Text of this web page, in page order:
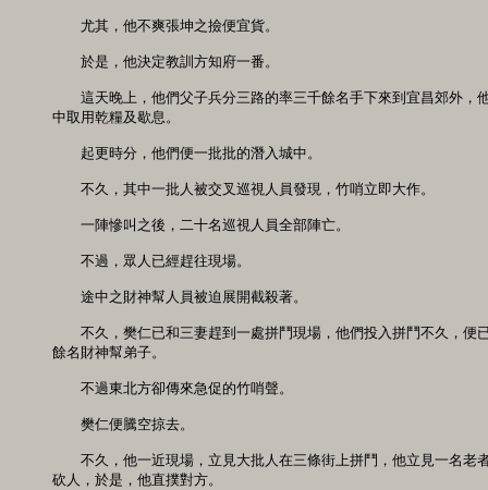
尤其，他不爽張坤之撿便宜貨。
於是，他決定教訓方知府一番。
這天晚上，他們父子兵分三路的率三千餘名手下來到宜昌郊外，
中取用乾糧及歇息。
起更時分，他們便一批批的潛入城中。
不久，其中一批人被交叉巡視人員發現，竹哨立即大作。
一陣慘叫之後，二十名巡視人員全部陣亡。
不過，眾人已經趕往現場。
途中之財神幫人員被迫展開截殺著。
不久，樊仁已和三妻趕到一處拼鬥現場，他們投入拼鬥不久，便
餘名財神幫弟子。
不過東北方卻傳來急促的竹哨聲。
樊仁便騰空掠去。
不久，他一近現場，立見大批人在三條街上拼鬥，他立見一名老
砍人，於是，他直撲對方。